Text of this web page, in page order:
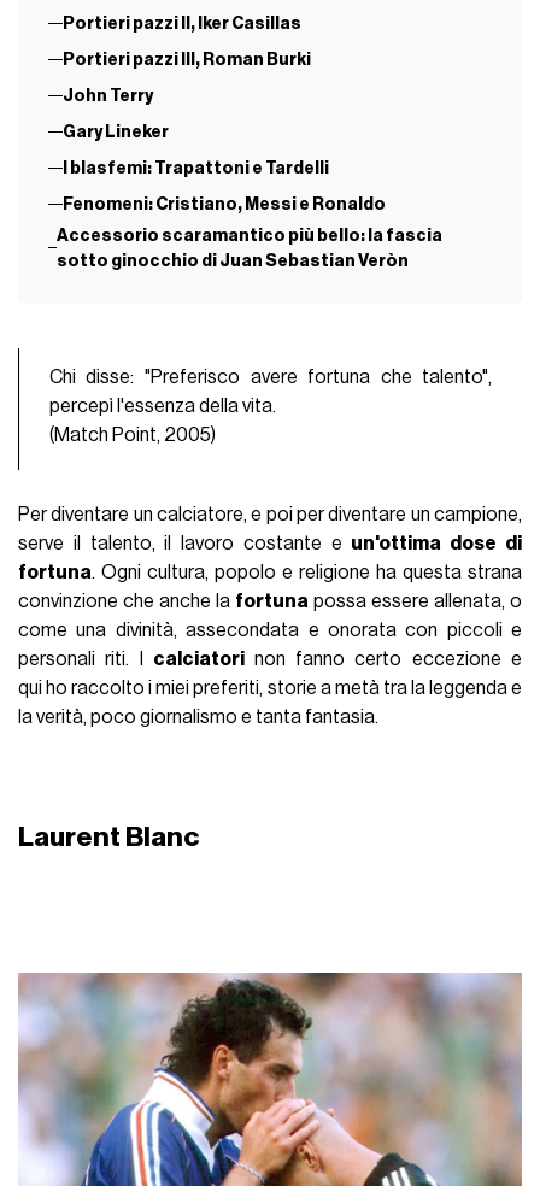
Portieri pazzi II, Iker Casillas
Portieri pazzi III, Roman Burki
John Terry
Gary Lineker
I blasfemi: Trapattoni e Tardelli
Fenomeni: Cristiano, Messi e Ronaldo
Accessorio scaramantico più bello: la fascia
sotto ginocchio di Juan Sebastian Veròn
Chi disse: "Preferisco avere fortuna che talento",
percepì l'essenza della vita.
(Match Point, 2005)
Per diventare un calciatore, e poi per diventare un campione,
serve il talento, il lavoro costante e un'ottima dose di
fortuna. Ogni cultura, popolo e religione ha questa strana
convinzione che anche la fortuna possa essere allenata, o
come una divinità, assecondata e onorata con piccoli e
personali riti. I calciatorinon fanno certo eccezione e
qui ho raccolto i miei preferiti, storie a metà tra la leggenda e
la verità, poco giornalismo e tanta fantasia.
Laurent Blanc